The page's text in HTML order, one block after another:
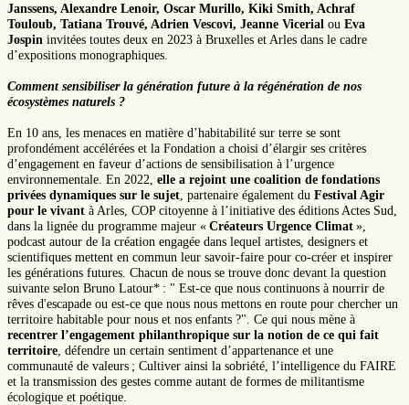
Janssens, Alexandre Lenoir, Oscar Murillo, Kiki Smith, Achraf
Touloub, Tatiana Trouvé, Adrien Vescovi, Jeanne Vicerial ou Eva
Jospin invitées toutes deux en 2023 à Bruxelles et Arles dans le cadre
d’expositions monographiques.
Comment sensibiliser la génération future à la régénération de nos
écosystèmes naturels ?
En 10 ans, les menaces en matière d’habitabilité sur terre se sont
profondément accélérées et la Fondation a choisi d’élargir ses critères
d’engagement en faveur d’actions de sensibilisation à l’urgence
environnementale. En 2022, elle a rejoint une coalition de fondations
privées dynamiques sur le sujet , partenaire également du Festival Agir
pour le vivant à Arles, COP citoyenne à l’initiative des éditions Actes Sud,
dans la lignée du programme majeur « Créateurs Urgence Climat »,
podcast autour de la création engagée dans lequel artistes, designers et
scientifiques mettent en commun leur savoir-faire pour co-créer et inspirer
les générations futures. Chacun de nous se trouve donc devant la question
suivante selon Bruno Latour* : " Est-ce que nous continuons à nourrir de
rêves d'escapade ou est-ce que nous nous mettons en route pour chercher un
territoire habitable pour nous et nos enfants ?". Ce qui nous mène à
recentrer l’engagement philanthropique sur la notion de ce qui fait
territoire , défendre un certain sentiment d’appartenance et une
communauté de valeurs ; Cultiver ainsi la sobriété, l’intelligence du FAIRE
et la transmission des gestes comme autant de formes de militantisme
écologique et poétique.